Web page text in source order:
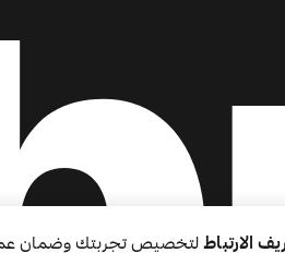
الارتباطلتخصيص تجربتك وضمان